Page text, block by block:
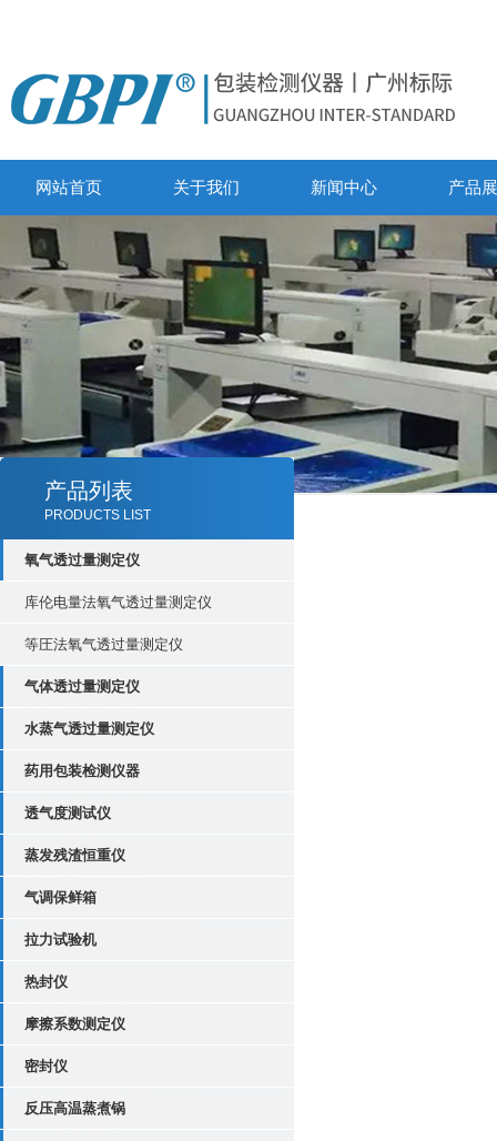
网站首页 关于我们 新闻中心 产品
产品列表
PRODUCTS LIST
氧气透过量测定仪
库伦电量法氧气透过量测定仪
等圧法氧气透过量测定仪
气体透过量测定仪
水蒸气透过量测定仪
药用包装检测仪器
透气度测试仪
蒸发残渣恒重仪
气调保鲜箱
拉力试验机
热封仪
摩擦系数测定仪
密封仪
反压高温蒸煮锅